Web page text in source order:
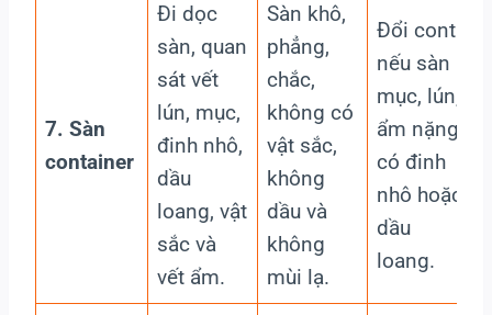
7. Sàn
container
Đi dọc
sàn, quan
sát vết
lún, mục,
đinh nhô,
dầu
loang, vật
sắc và
vết ẩm.
Sàn khô,
phẳng,
chắc,
không có
vật sắc,
không
dầu và
không
mùi lạ.
Đổi cont
nếu sàn
mục, lún,
ẩm nặng,
có đinh
nhô hoặc
dầu
loang.